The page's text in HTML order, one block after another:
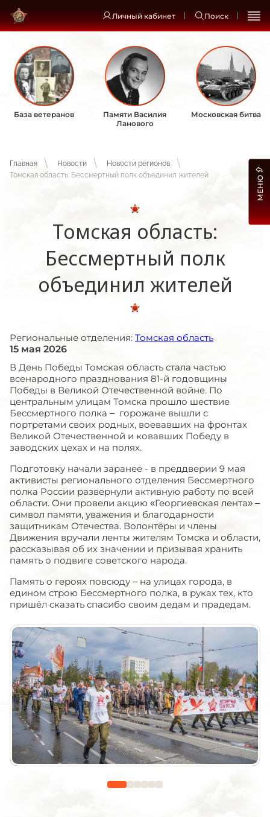
Личный кабинет Поиск
База ветеранов
Памяти Василия
Ланового
Московская битва
Главная Новости
Новости регионов
Томская область: Бессмертный полк объединил жителей
Томская область:
Бессмертный полк
объединил жителей
Региональные отделения: Томская область
15 мая 2026
В День Победы Томская область стала частью
всенародного празднования 81-й годовщины
Победы в Великой Отечественной войне. По
центральным улицам Томска прошло шествие
Бессмертного полка – горожане вышли с
портретами своих родных, воевавших на фронтах
Великой Отечественной и ковавших Победу в
заводских цехах и на полях.
Подготовку начали заранее - в преддверии 9 мая
активисты регионального отделения Бессмертного
полка России развернули активную работу по всей
области. Они провели акцию «Георгиевская лента» –
символ памяти, уважения и благодарности
защитникам Отечества. Волонтёры и члены
Движения вручали ленты жителям Томска и области,
рассказывая об их значении и призывая хранить
память о подвиге советского народа.
Память о героях повсюду – на улицах города, в
едином строю Бессмертного полка, в руках тех, кто
пришёл сказать спасибо своим дедам и прадедам.
МЕНЮ